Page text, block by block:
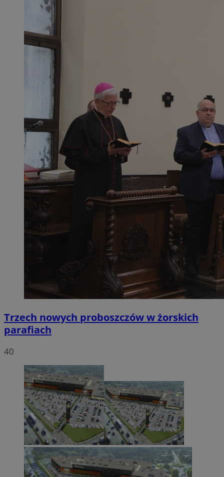
Trzech nowych proboszczów w żorskich
parafiach
40